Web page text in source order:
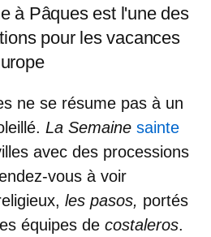
à Pâques est l'une des
pour les vacances
ne se résume pas à un
La Semaine sainte
avec des processions
vous à voir
, les pasos, portés
équipes de costaleros.